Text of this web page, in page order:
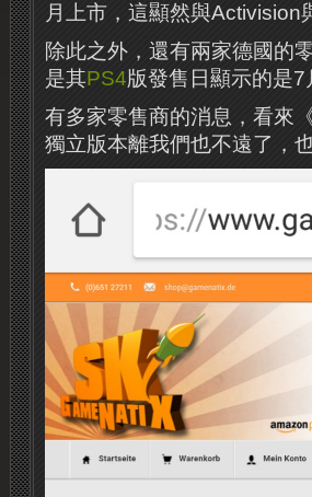
月上市，這顯然與
除此之外，還有兩家德國的
是其PS4版發售日顯示的是7
有多家零售商的消息，看來
獨立版本離我們也不遠了，